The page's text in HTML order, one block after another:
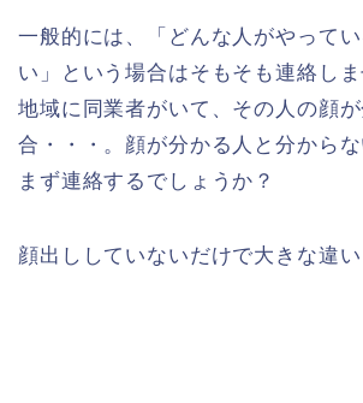
一般的には、「どんな人がやって
い」という場合はそもそも連絡し
地域に同業者がいて、その人の顔
合・・・。顔が分かる人と分から
まず連絡するでしょうか？
顔出ししていないだけで大きな違い